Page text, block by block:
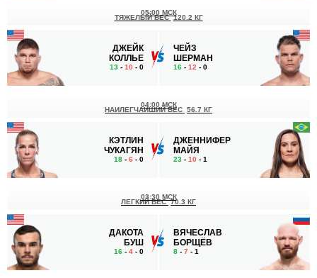
ДЖЕЙК
КОЛЛЬЕ
13 - 10 - 0
05:00 МСК
ТЯЖЕЛЫЙ ВЕС 120.2 КГ
ЧЕЙЗ
ШЕРМАН
16 - 12 - 0
КЭТЛИН
ЧУКАГЯН
18 - 6 - 0
04:00 МСК
НАИЛЕГЧАЙШИЙ ВЕС 56.7 КГ
ДЖЕННИФЕР
МАЙЯ
23 - 10 - 1
ДАКОТА
БУШ
16 - 4 - 0
03:30 МСК
ЛЕГКИЙ ВЕС 70.3 КГ
ВЯЧЕСЛАВ
БОРЩЁВ
8 - 7 - 1